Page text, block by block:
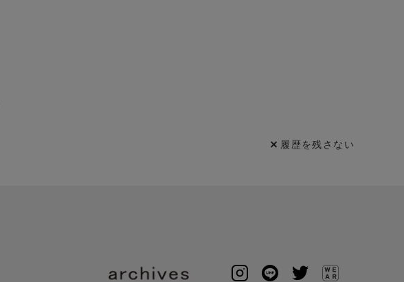
履歴を残さない